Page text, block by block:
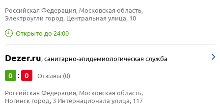
Открыто до 24:00
Российская Федерация, Московская область,
Электроугли город, Центральная улица, 10
Dezer.ru,санитарно-эпидемиологическая служба
0 : 0 Отзывы (0)
Российская Федерация, Московская область,
Ногинск город, 3 Интернационала улица, 117